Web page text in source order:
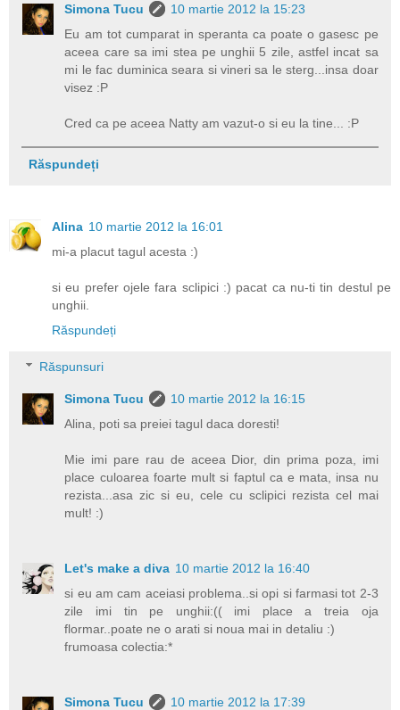
Simona Tucu
10 martie 2012 la 15:23
Eu am tot cumparat in speranta ca poate o gasesc pe
aceea care sa imi stea pe unghii 5 zile, astfel incat sa
mi le fac duminica seara si vineri sa le sterg...insa doar
visez :P
Cred ca pe aceea Natty am vazut-o si eu la tine... :P
Răspundeți
Alina 10 martie 2012 la 16:01
mi-a placut tagul acesta :)
si eu prefer ojele fara sclipici :) pacat ca nu-ti tin destul pe
unghii.
Răspundeți
Răspunsuri
Simona Tucu
10 martie 2012 la 16:15
Alina, poti sa preiei tagul daca doresti!
Mie imi pare rau de aceea Dior, din prima poza, imi
place culoarea foarte mult si faptul ca e mata, insa nu
rezista...asa zic si eu, cele cu sclipici rezista cel mai
mult! :)
Let's make a diva 10 martie 2012 la 16:40
si eu am cam aceiasi problema..si opi si farmasi tot 2-3
zile imi tin pe unghii:(( imi place a treia oja
flormar..poate ne o arati si noua mai in detaliu :)
frumoasa colectia:*
Simona Tucu
10 martie 2012 la 17:39